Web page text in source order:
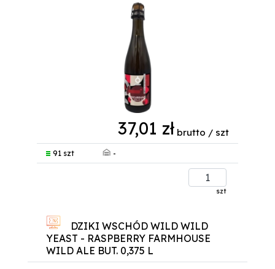
37,01 zł brutto / szt
91 szt -
szt
DZIKI WSCHÓD WILD WILD
YEAST - RASPBERRY FARMHOUSE
WILD ALE BUT. 0,375 L